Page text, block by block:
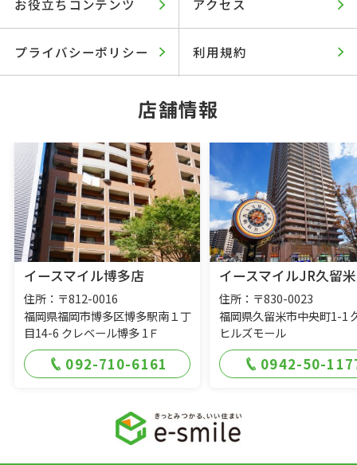
お役立ちコンテンツ アクセス
プライバシーポリシー 利用規約
店舗情報
イースマイル博多店
住所：〒812-0016
福岡県福岡市博多区博多駅南１丁
目14-6 クレベール博多 1Ｆ
092-710-6161
イースマイルJR久留
住所：〒830-0023
福岡県久留米市中央町1-1
ヒルズモール
0942-50-